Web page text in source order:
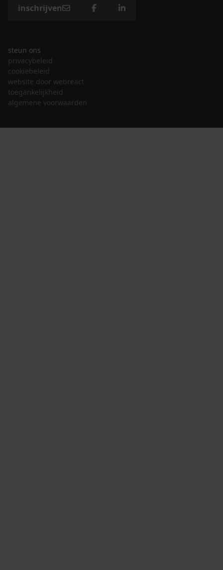
inschrijven
steun ons
privacybeleid
cookiebeleid
website door webreact
toegankelijkheid
algemene voorwaarden